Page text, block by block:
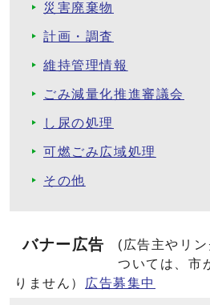
災害廃棄物
計画・調査
維持管理情報
ごみ減量化推進審議会
し尿の処理
可燃ごみ広域処理
その他
バナー広告
(広告主やリ
ついては、市
りません）
広告募集中